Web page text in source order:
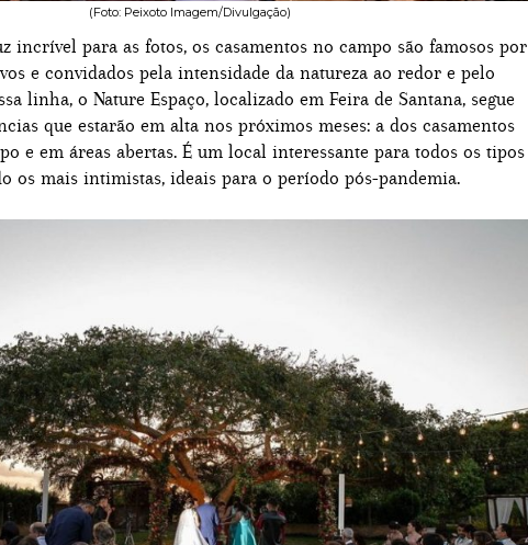
(Foto: Peixoto Imagem/Divulgação)
incrível para as fotos, os casamentos no campo são famosos por
e convidados pela intensidade da natureza ao redor e pelo
linha, o Nature Espaço, localizado em Feira de Santana, segue
que estarão em alta nos próximos meses: a dos casamentos
e em áreas abertas. É um local interessante para todos os tipos
os mais intimistas, ideais para o período pós-pandemia.